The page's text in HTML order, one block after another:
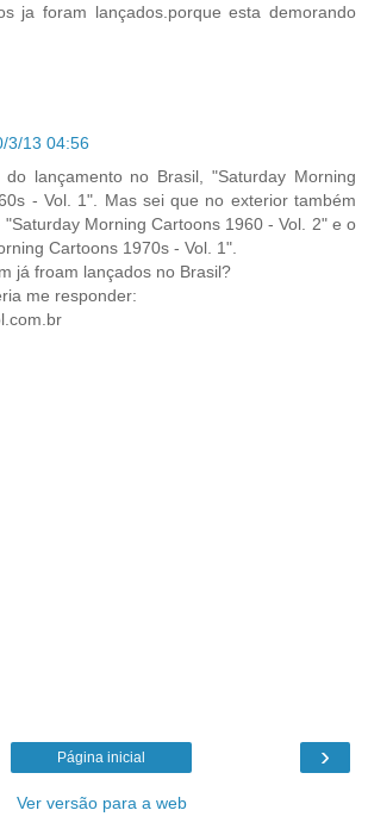
ja foram lançados.porque esta demorando
3/13 04:56
lançamento no Brasil, "Saturday Morning
- Vol. 1". Mas sei que no exterior também
Morning Cartoons 1960 - Vol. 2" e o
Cartoons 1970s - Vol. 1".
já froam lançados no Brasil?
me responder:
›
Página inicial
Ver versão para a web